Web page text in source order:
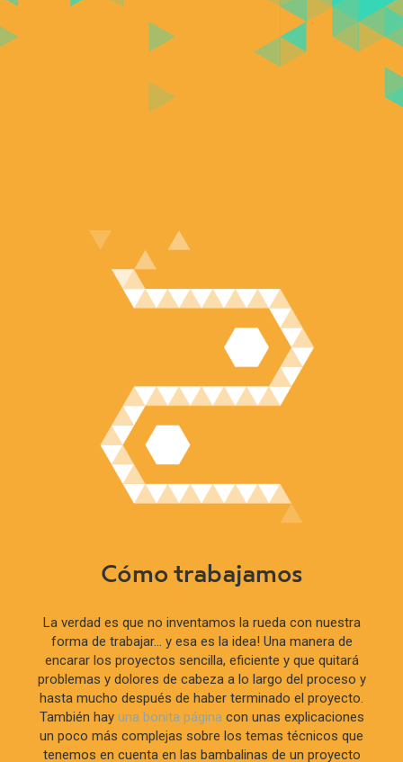
Cómo trabajamos
La verdad es que no inventamos la rueda con nuestra
forma de trabajar... y esa es la idea! Una manera de
encarar los proyectos sencilla, eficiente y que quitará
problemas y dolores de cabeza a lo largo del proceso y
hasta mucho después de haber terminado el proyecto.
También hay una bonita páginacon unas explicaciones
un poco más complejas sobre los temas técnicos que
tenemos en cuenta en las bambalinas de un proyecto